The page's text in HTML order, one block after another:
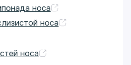
носа
носа
носа